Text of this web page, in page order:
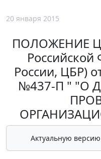
20 января 2015
ПОЛОЖЕНИЕ
России, ЦБР)
№437-П " "О
Актуальную